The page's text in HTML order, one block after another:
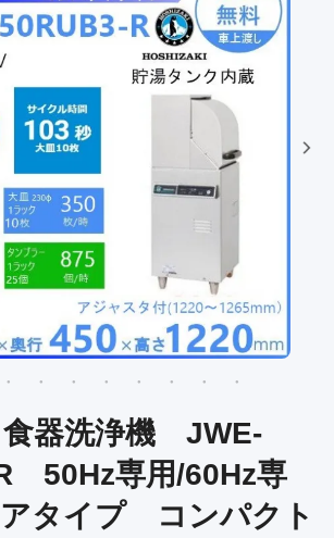
器洗浄機 JWE-
50Hz専用/60Hz専
タイプ コンパクト